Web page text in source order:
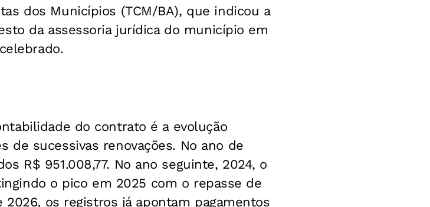
dos Municípios (TCM/BA), que indicou a
da assessoria jurídica do município em
do contrato é a evolução
de sucessivas renovações. No ano de
R$ 951.008,77. No ano seguinte, 2024, o
o pico em 2025 com o repasse de
2026, os registros já apontam pagamentos